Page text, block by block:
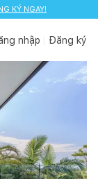
KÝ NGAY!
nhập Đăng ký